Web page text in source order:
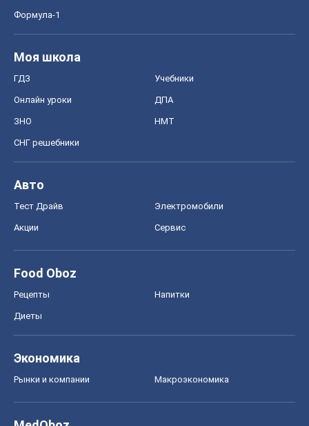
Формула-1
Моя школа
ГДЗ Учебники
Онлайн уроки ДПА
ЗНО НМТ
СНГ решебники
Авто
Тест Драйв Электромобили
Акции Сервис
Food Oboz
Рецепты Напитки
Диеты
Экономика
Рынки и компании Mакроэкономика